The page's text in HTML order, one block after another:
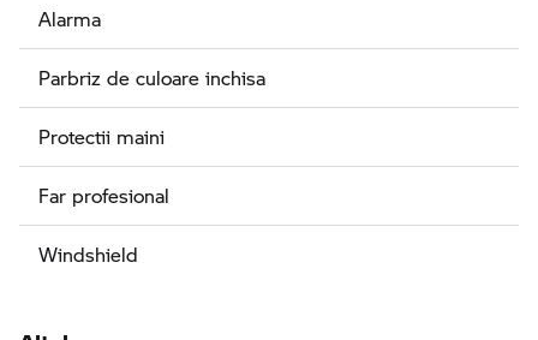
Alarma
Parbriz de culoare inchisa
Protectii maini
Far profesional
Windshield